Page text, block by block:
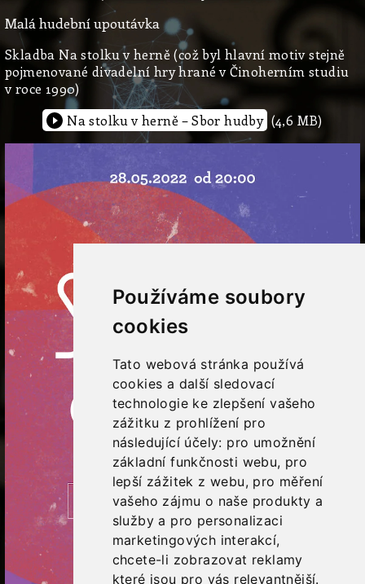
Používáme soubory
cookies
Tato webová stránka používá
cookies a další sledovací
technologie ke zlepšení vašeho
zážitku z prohlížení pro
následující účely: pro umožnění
základní funkčnosti webu, pro
lepší zážitek z webu, pro měření
vašeho zájmu o naše produkty a
služby a pro personalizaci
marketingových interakcí,
chcete-li zobrazovat reklamy
které jsou pro vás relevantnější.
Malá hudební upoutávka
Skladba Na stolku v herně (což byl hlavní motiv stejně
pojmenované divadelní hry hrané v Činoherním studiu
v roce 1990)
Na stolku v herně – Sbor hudby (4,6 MB)